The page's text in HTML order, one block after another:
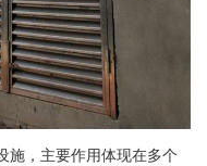
施，主要作用体现在多个